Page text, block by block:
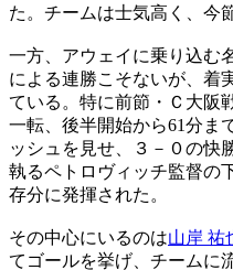
た。チームは士気高く、今
一方、アウェイに乗り込む
による連勝こそないが、着
ている。特に前節・Ｃ大阪
一転、後半開始から61分ま
ッシュを見せ、３－０の快
執るペトロヴィッチ監督の
存分に発揮された。
その中心にいるのは山岸 祐
てゴールを挙げ、チームに